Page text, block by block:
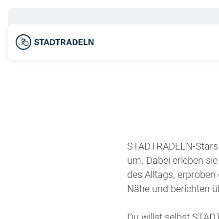
STADTRADELN-
um. Dabei erleben
des Alltags,
Nähe und berichten